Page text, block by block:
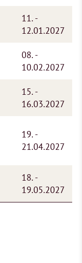
11. -
12.01.2027
08. -
10.02.2027
15. -
16.03.2027
19. -
21.04.2027
18. -
19.05.2027